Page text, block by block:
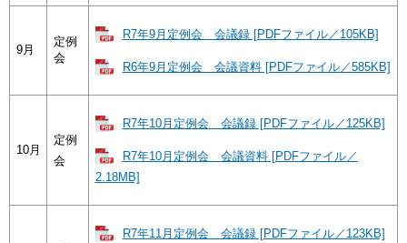
9月
定例
会
R7年9月定例会 会議録 [PDFファイル／105KB]
R6年9月定例会 会議資料 [PDFファイル／585KB]
10月
定例
会
R7年10月定例会 会議録 [PDFファイル／125KB]
R7年10月定例会 会議資料 [PDFファイル／
2.18MB]
R7年11月定例会 会議録 [PDFファイル／123KB]